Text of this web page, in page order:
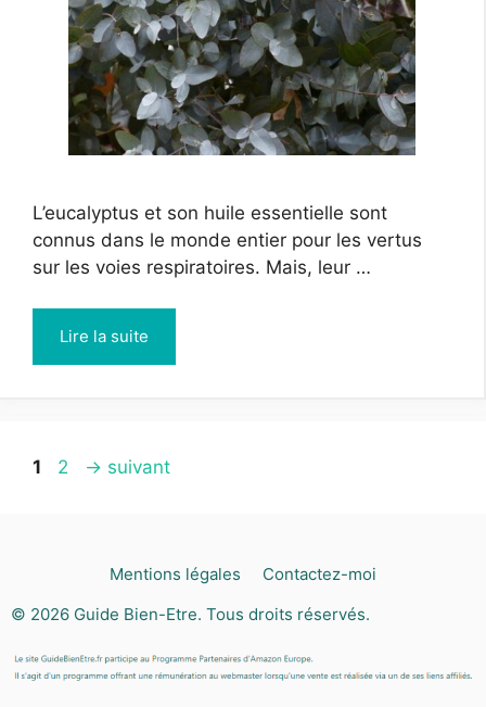
L’eucalyptus et son huile essentielle sont
connus dans le monde entier pour les vertus
sur les voies respiratoires. Mais, leur …
Lire la suite
Page
1 Page
2 → suivant
Mentions légales
Contactez-moi
© 2026 Guide Bien-Etre. Tous droits réservés.